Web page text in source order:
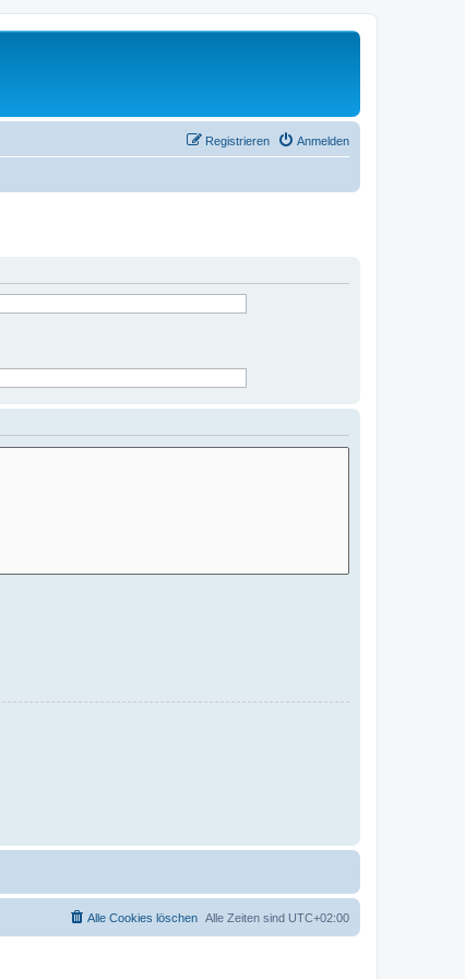
Anmelden
Registrieren
Alle Zeiten sind UTC+02:00
Alle Cookies löschen